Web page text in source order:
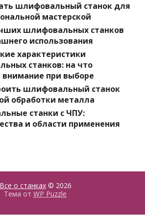
шлифовальный станок для
мастерской
шлифовальных станков
использования
характеристики
станков: на что
внимание при выборе
шлифовальный станок
обработки металла
станки с ЧПУ:
и области применения
Все о станках© 2026
Тема от WP Puzzle